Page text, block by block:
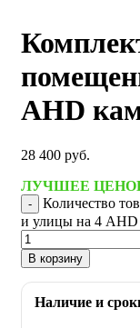
AHD
28 400 руб.
ЛУЧШЕЕ
Количество
и улицы на 4
В корзину
Наличие и